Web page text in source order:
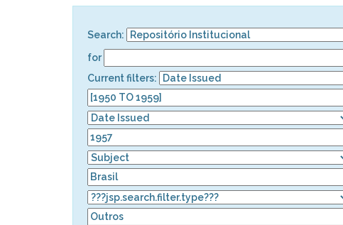
Search:
for
Current filters: